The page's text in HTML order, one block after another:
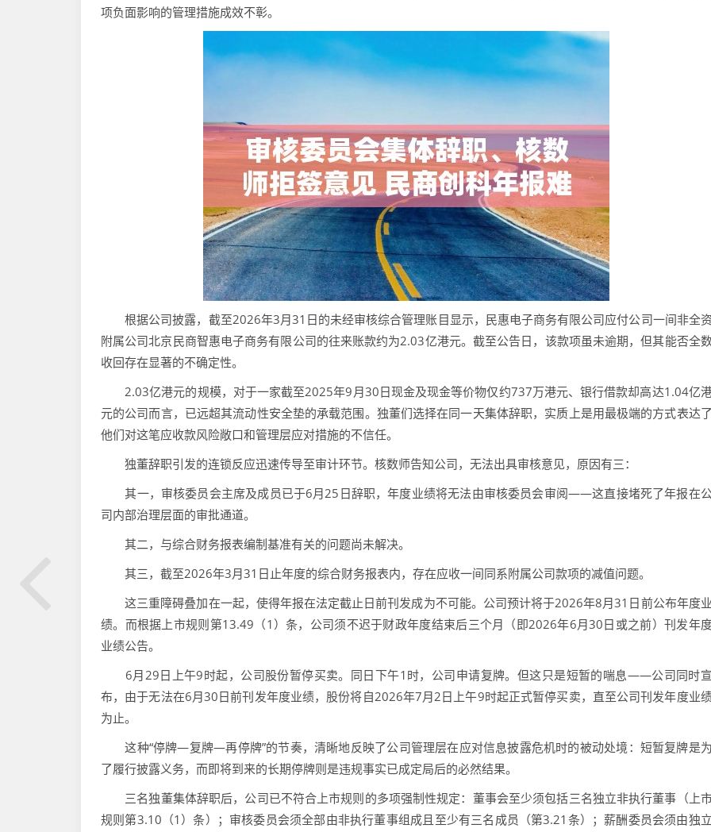
项负面影响的管理措施成效不彰。
根据公司披露，截至2026年3月31日的未经审核综合管理账目显示，民惠电子商务有限公司应付公司一间非全资
附属公司北京民商智惠电子商务有限公司的往来账款约为2.03亿港元。截至公告日，该款项虽未逾期，但其能否全
收回存在显著的不确定性。
2.03亿港元的规模，对于一家截至2025年9月30日现金及现金等价物仅约737万港元、银行借款却高达1.04亿
元的公司而言，已远超其流动性安全垫的承载范围。独董们选择在同一天集体辞职，实质上是用最极端的方式表达了
他们对这笔应收款风险敞口和管理层应对措施的不信任。
独董辞职引发的连锁反应迅速传导至审计环节。核数师告知公司，无法出具审核意见，原因有三：
其一，审核委员会主席及成员已于6月25日辞职，年度业绩将无法由审核委员会审阅——这直接堵死了年报在
司内部治理层面的审批通道。
其二，与综合财务报表编制基准有关的问题尚未解决。
其三，截至2026年3月31日止年度的综合财务报表内，存在应收一间同系附属公司款项的减值问题。
这三重障碍叠加在一起，使得年报在法定截止日前刊发成为不可能。公司预计将于2026年8月31日前公布年度业
绩。而根据上市规则第13.49（1）条，公司须不迟于财政年度结束后三个月（即2026年6月30日或之前）刊发年
业绩公告。
6月29日上午9时起，公司股份暂停买卖。同日下午1时，公司申请复牌。但这只是短暂的喘息——公司同时宣
布，由于无法在6月30日前刊发年度业绩，股份将自2026年7月2日上午9时起正式暂停买卖，直至公司刊发年度业
为止。
这种“停牌—复牌—再停牌”的节奏，清晰地反映了公司管理层在应对信息披露危机时的被动处境：短暂复牌是为
了履行披露义务，而即将到来的长期停牌则是违规事实已成定局后的必然结果。
三名独董集体辞职后，公司已不符合上市规则的多项强制性规定：董事会至少须包括三名独立非执行董事（上
规则第3.10（1）条）；审核委员会须全部由非执行董事组成且至少有三名成员（第3.21条）；薪酬委员会须由独立